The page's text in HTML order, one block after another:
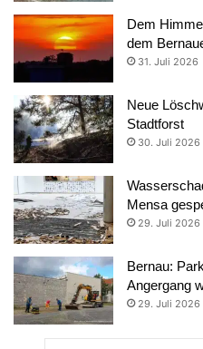
Dem
dem
31. Juli 2026
Neue
Stadtforst
30. Juli 2026
Mensa
29. Juli 2026
Bernau:
Angergang
29. Juli 2026